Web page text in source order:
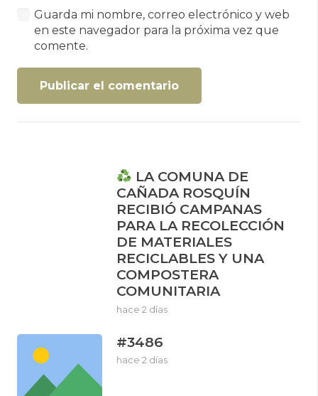
Guarda mi nombre, correo electrónico y web
en este navegador para la próxima vez que
comente.
Publicar el comentario
LA COMUNA DE
CAÑADA ROSQUÍN
RECIBIÓ CAMPANAS
PARA LA RECOLECCIÓN
DE MATERIALES
RECICLABLES Y UNA
COMPOSTERA
COMUNITARIA
hace 2 días
#3486
hace 2 días